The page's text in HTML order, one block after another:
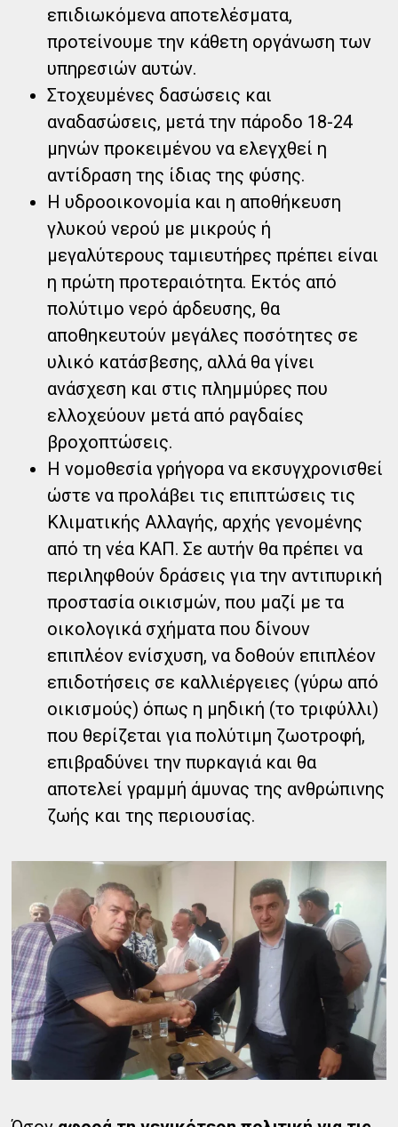
επιδιωκόμενα αποτελέσματα,
προτείνουμε την κάθετη οργάνωση των
υπηρεσιών αυτών.
Στοχευμένες δασώσεις και
αναδασώσεις, μετά την πάροδο 18-24
μηνών προκειμένου να ελεγχθεί η
αντίδραση της ίδιας της φύσης.
Η υδροοικονομία και η αποθήκευση
γλυκού νερού με μικρούς ή
μεγαλύτερους ταμιευτήρες πρέπει είναι
η πρώτη προτεραιότητα. Εκτός από
πολύτιμο νερό άρδευσης, θα
αποθηκευτούν μεγάλες ποσότητες σε
υλικό κατάσβεσης, αλλά θα γίνει
ανάσχεση και στις πλημμύρες που
ελλοχεύουν μετά από ραγδαίες
βροχοπτώσεις.
Η νομοθεσία γρήγορα να εκσυγχρονισθεί
ώστε να προλάβει τις επιπτώσεις τις
Κλιματικής Αλλαγής, αρχής γενομένης
από τη νέα ΚΑΠ. Σε αυτήν θα πρέπει να
περιληφθούν δράσεις για την αντιπυρική
προστασία οικισμών, που μαζί με τα
οικολογικά σχήματα που δίνουν
επιπλέον ενίσχυση, να δοθούν επιπλέον
επιδοτήσεις σε καλλιέργειες (γύρω από
οικισμούς) όπως η μηδική (το τριφύλλι)
που θερίζεται για πολύτιμη ζωοτροφή,
επιβραδύνει την πυρκαγιά και θα
αποτελεί γραμμή άμυνας της ανθρώπινης
ζωής και της περιουσίας.